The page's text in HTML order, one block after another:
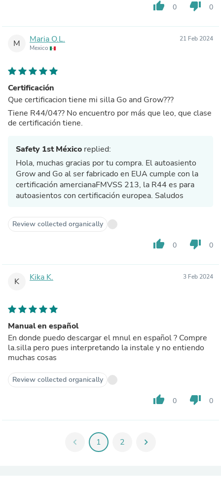
thumb_up 0 thumb_down 0
M Maria O.L.
Mexico
21 Feb 2024
Certificación
Que certificacion tiene mi silla Go and Grow???
Tiene R44/04?? No encuentro por más que leo, que clase
de certificación tiene.
Safety 1st México replied:
Hola, muchas gracias por tu compra. El autoasiento
Grow and Go al ser fabricado en EUA cumple con la
certificación amercianaFMVSS 213, la R44 es para
autoasientos con certificación europea. Saludos
Review collected organically
thumb_up 0 thumb_down 0
K Kika K. 3 Feb 2024
Manual en español
En donde puedo descargar el mnul en español ? Compre
la.silla pero pues interpretando la instale y no entiendo
muchas cosas
Review collected organically
thumb_up 0 thumb_down 0
chevron_left 1 2 chevron_right